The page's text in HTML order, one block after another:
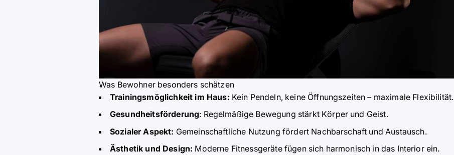
Was Bewohner besonders schätzen
Trainingsmöglichkeit im Haus: Kein Pendeln, keine Öffnungszeiten – maximale Flexibilität.
Gesundheitsförderung: Regelmäßige Bewegung stärkt Körper und Geist.
Sozialer Aspekt: Gemeinschaftliche Nutzung fördert Nachbarschaft und Austausch.
Ästhetik und Design: Moderne Fitnessgeräte fügen sich harmonisch in das Interior ein.